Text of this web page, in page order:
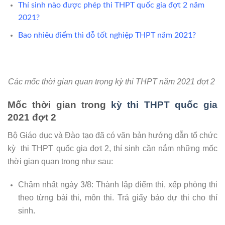
Thí sinh nào được phép thi THPT quốc gia đợt 2 năm
2021?
Bao nhiêu điểm thì đỗ tốt nghiệp THPT năm 2021?
Các mốc thời gian quan trọng kỳ thi THPT năm 2021 đợt 2
Mốc thời gian trong
kỳ thi THPT quốc gia
2021 đợt 2
Bộ Giáo dục và Đào tạo đã có văn bản hướng dẫn tổ chức
kỳ thi THPT quốc gia đợt 2, thí sinh cần nắm những mốc
thời gian quan trọng như sau:
Chậm nhất ngày 3/8: Thành lập điểm thi, xếp phòng thi
theo từng bài thi, môn thi. Trả giấy báo dự thi cho thí
sinh.